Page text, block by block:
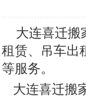
大连喜迁搬
租赁、吊车出
等服务。
大连喜迁搬